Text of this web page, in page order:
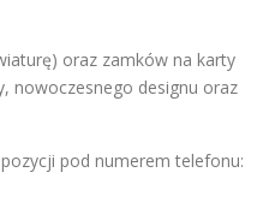
oraz zamków na karty
nowoczesnego designu oraz
pod numerem telefonu: